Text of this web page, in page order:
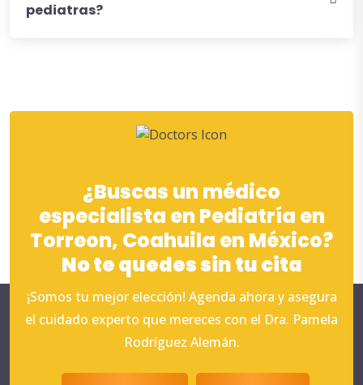
pediatras?
¿Buscas un médico
especialista en Pediatría en
Torreon, Coahuila en México?
No te quedes sin tu cita
¡Somos tu mejor elección! Agenda ahora y asegura
el cuidado experto que mereces con el Dra. Pamela
Rodríguez Alemán.